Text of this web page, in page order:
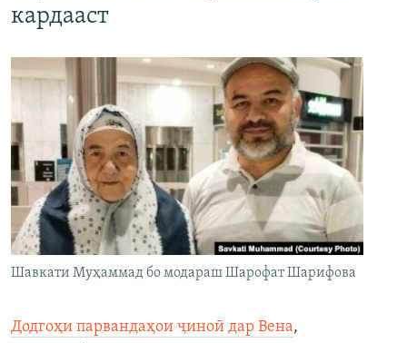
кардааст
Шавкати Муҳаммад бо модараш Шарофат Шарифова
Додгоҳи парвандаҳои ҷиноӣ дар Вена,